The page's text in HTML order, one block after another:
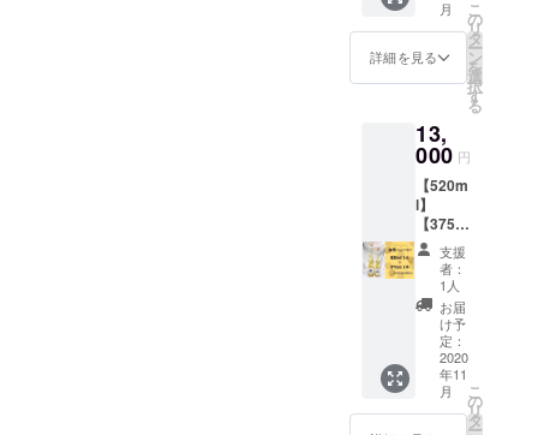
ござい
追って
ご連絡
金の量
の多さ
にテン
～！*＊
〈金箔
Honey
mee〉
蜂蜜：
北海道
産菩提
樹 水：
天然水
酵母：
日本酒
の酵母
味わ
い：ラ
イチや
しい蜂
蜜酒が
出来上
y
mee〉
蜂蜜：
北海道
産菩提
樹 水：
天然水
酵母：
日本酒
の酵母
味わ
い：ラ
イチや
シャイ
ンマス
カット
を2本お
届けい
たしま
す*＊。
*・ 無着
香料、
酸化防
止剤不
使用。
素材を
生か
し、日
本独自
の美味
しい蜂
蜜酒が
完成！
贅沢に
も金沢
産の金
箔を、
月
詳細を見る
こ
の
リ
タ
ー
ン
を
選
択
す
る
13,
000 円
【520m
l】
【375m
l】【2
本】
【金
箔】
【送料
込み】
【大き
さ違
い】 金
箔
支援
者：
1人
お届
け予
定：
2020
年11
月
こ
の
リ
タ
ー